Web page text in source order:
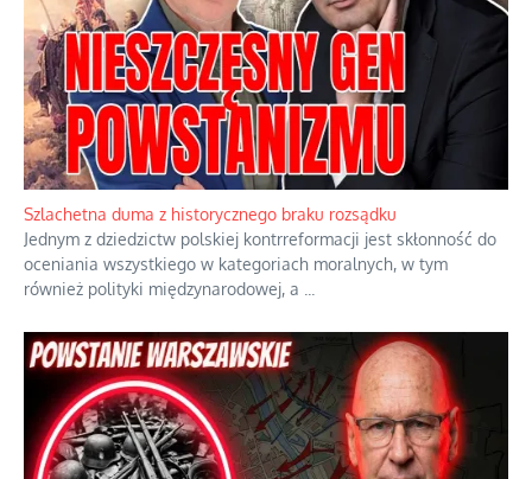
Ekspresowy kurs zbawienia z rodzinną katastrofą
Dramatyczne skutki skrajnej nadgorliwości we wspólnocie.